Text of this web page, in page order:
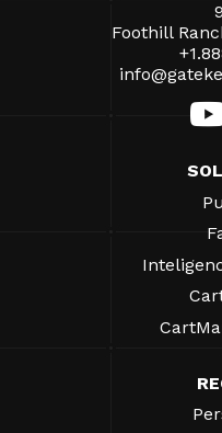
Foothill